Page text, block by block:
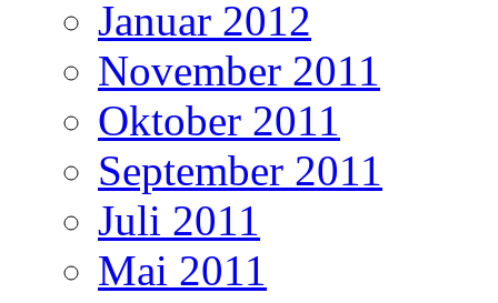
Januar 2012
November 2011
Oktober 2011
September 2011
Juli 2011
Mai 2011